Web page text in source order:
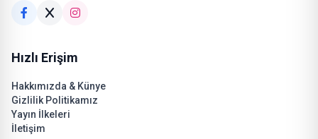
Hızlı Erişim
Hakkımızda & Künye
Gizlilik Politikamız
Yayın İlkeleri
İletişim